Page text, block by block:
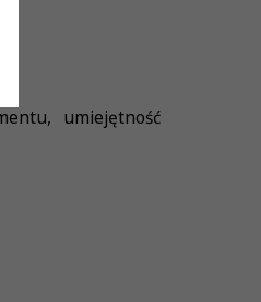
umiejętność